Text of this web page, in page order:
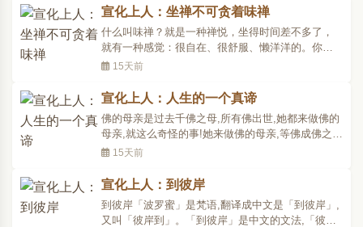
如是果,没有丝毫差错。可是在一般人的见解上,却有
对或不对的分别。不管对或不对,那是仁者自生分
别。所..
宣化上人：坐禅不可贪着味禅
什么叫味禅？就是一种禅悦，坐得时间差不多了，
就有一种感觉：很自在、很舒服、懒洋洋的。你要
是贪着于这种舒服自在的境界，就不容易再进步，
了，就去追求什么时候我再能有这种境界呢？这种
境界无人、无我、无众生、无寿者，无烦无恼，非
常自在快乐，什么时..
15天前
宣化上人：人生的一个真谛
佛的母亲是过去千佛之母,所有佛出世,她都来做佛的
母亲,就这么奇怪的事!她来做佛的母亲,等佛成佛之
后,又要去说法度她,这就像我们人间唱戏一样。这世
里边,那就是人生的一个真谛,人生的一种真理。你要
是在这一个真理上明白,所有真理你也就明白了。所
以,看..
15天前
宣化上人：到彼岸
到彼岸「波罗蜜」是梵语,翻译成中文是「到彼岸」,
又叫「彼岸到」。「到彼岸」是中文的文法,「彼岸